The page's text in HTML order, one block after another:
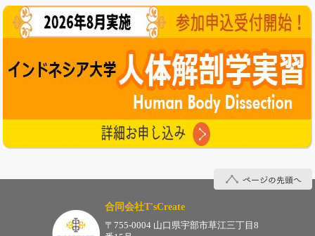
合同会社T'sCreate
〒755-0004 山口県宇部市草江三丁目8